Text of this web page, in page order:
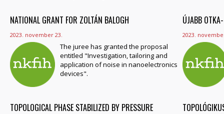
NATIONAL GRANT FOR ZOLTÁN BALOGH
2023. november 23.
The juree has granted the proposal
entitled "Investigation, tailoring and
application of noise in nanoelectronics
devices".
ÚJABB
2023.
TOPOLOGICAL PHASE STABILIZED BY PRESSURE